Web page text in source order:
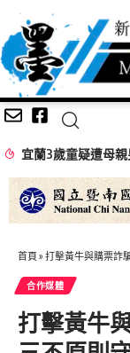
宜蘭3歲童疑遭母
首頁 » 打擊黃牛與購票詐
合作媒體
打擊黃牛